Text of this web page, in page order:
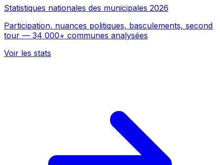
Statistiques nationales des municipales 2026
Participation, nuances politiques, basculements, second
tour — 34 000+ communes analysées
Voir les stats